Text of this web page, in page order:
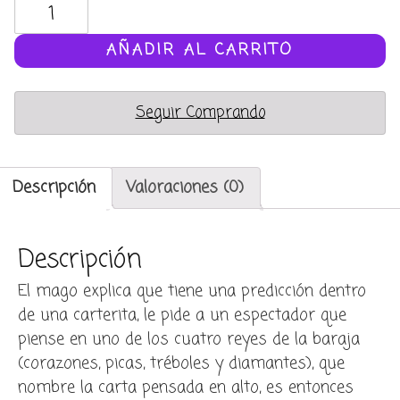
-
calidad
Bicycle
AÑADIR AL CARRITO
Seguir Comprando
Descripción Valoraciones (0)
Descripción
El mago explica que tiene una predicción dentro
de una carterita, le pide a un espectador que
piense en uno de los cuatro reyes de la baraja
(corazones, picas, tréboles y diamantes), que
nombre la carta pensada en alto, es entonces